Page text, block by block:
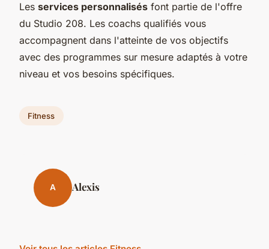
Les services personnalisés font partie de l'offre
du Studio 208. Les coachs qualifiés vous
accompagnent dans l'atteinte de vos objectifs
avec des programmes sur mesure adaptés à votre
niveau et vos besoins spécifiques.
Fitness
A Alexis